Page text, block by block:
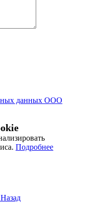
данных ООО
Подробнее
Назад